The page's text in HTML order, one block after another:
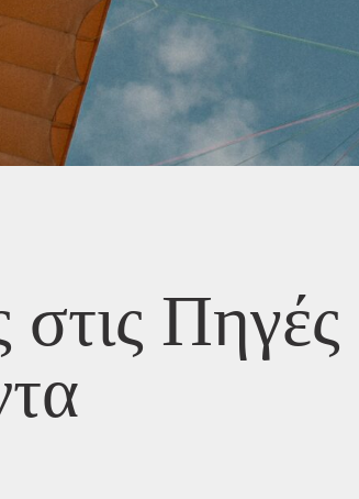
στις Πηγές